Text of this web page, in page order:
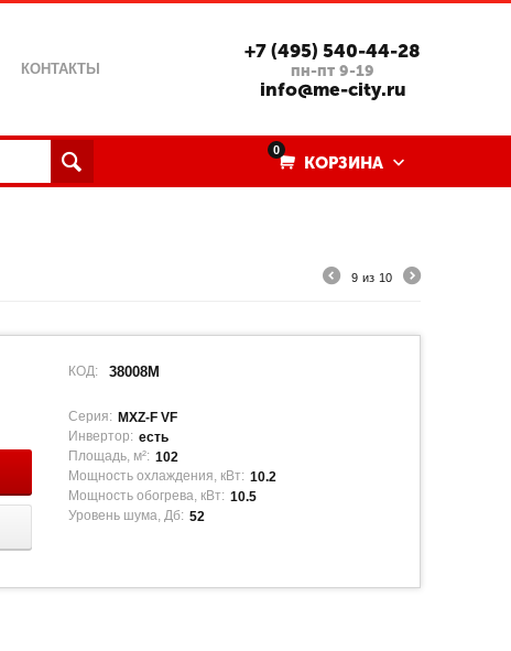
КОНТАКТЫ
+7 (495) 540-44-28
пн-пт 9-19
info@me-city.ru
0
КОРЗИНА
9 из 10
КОД: 38008M
Серия: MXZ-F VF
Инвертор: есть
Площадь, м²: 102
Мощность охлаждения, кВт: 10.2
Мощность обогрева, кВт: 10.5
Уровень шума, Дб: 52